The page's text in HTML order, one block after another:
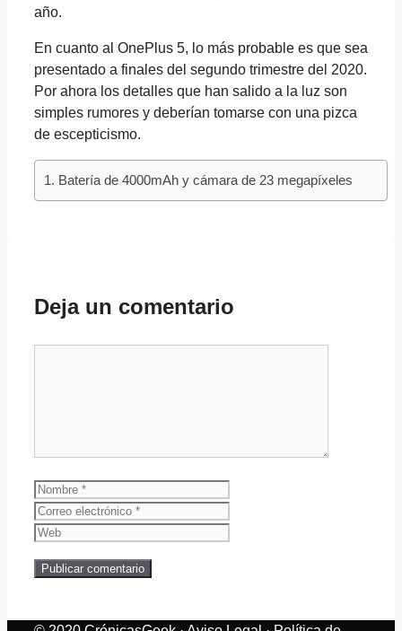
año.
En cuanto al OnePlus 5, lo más probable es que sea
presentado a finales del segundo trimestre del 2020.
Por ahora los detalles que han salido a la luz son
simples rumores y deberían tomarse con una pizca
de escepticismo.
Batería de 4000mAh y cámara de 23 megapíxeles
Deja un comentario
Nombre